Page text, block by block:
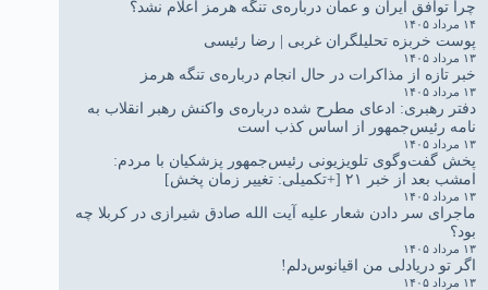
چرا توافق ایران و عمان درباره‌ی تنگه هرمز اعلام نشد؟
۱۴ مرداد ۱۴۰۵
پوست خربزه تحلیلگران غربی | رضا رئیسی
۱۳ مرداد ۱۴۰۵
خبر تازه از مذاکرات در حال انجام درباره‌ی تنگه هرمز
۱۳ مرداد ۱۴۰۵
دفتر رهبری: ادعای مطرح شده درباره‌ی واکنش رهبر انقلاب به
نامه رئیس‌جمهور از اساس کذب است
۱۳ مرداد ۱۴۰۵
پخش گفت‌وگوی تلویزیونی رئیس‌جمهور پزشکیان با مردم:
امشب بعد از خبر ۲۱ [+تکمیلی: تغییر زمان پخش]
۱۳ مرداد ۱۴۰۵
ماجرای سر دادن شعار علیه آیت الله صادق شیرازی در کربلا چه
بود؟
۱۳ مرداد ۱۴۰۵
اگر تو دریادلی من اقیانوس‌دلم!
۱۳ مرداد ۱۴۰۵